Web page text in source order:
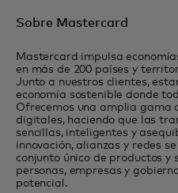
Sobre Mastercard
Mastercard impulsa
en más de 200 países y
Junto a nuestros clientes,
economía sostenible donde
Ofrecemos una amplia gama
digitales, haciendo que las
sencillas, inteligentes y
innovación, alianzas y redes
conjunto único de productos y
personas, empresas y
potencial.